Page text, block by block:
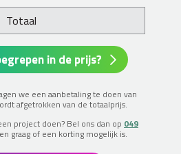
Totaal
in de prijs?
we een aanbetaling te doen van
afgetrokken van de totaalprijs.
project doen? Bel ons dan op 049
graag of een korting mogelijk is.